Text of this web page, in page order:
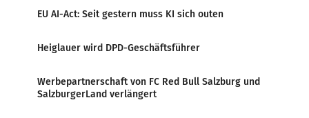
EU AI-Act: Seit gestern muss KI sich outen
Heiglauer wird DPD-Geschäftsführer
Werbepartnerschaft von FC Red Bull Salzburg und
SalzburgerLand verlängert